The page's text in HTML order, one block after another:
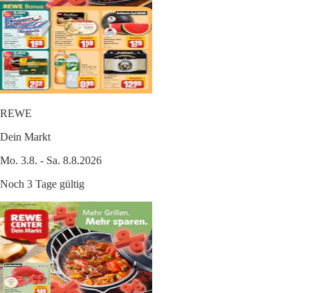
REWE
Dein Markt
Mo. 3.8. - Sa. 8.8.2026
Noch 3 Tage gültig